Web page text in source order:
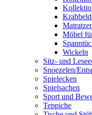
Möbel
Wickeln
Sitz- und
Snoezelen/
Spielecken
Spielsachen
Sport und
Teppiche